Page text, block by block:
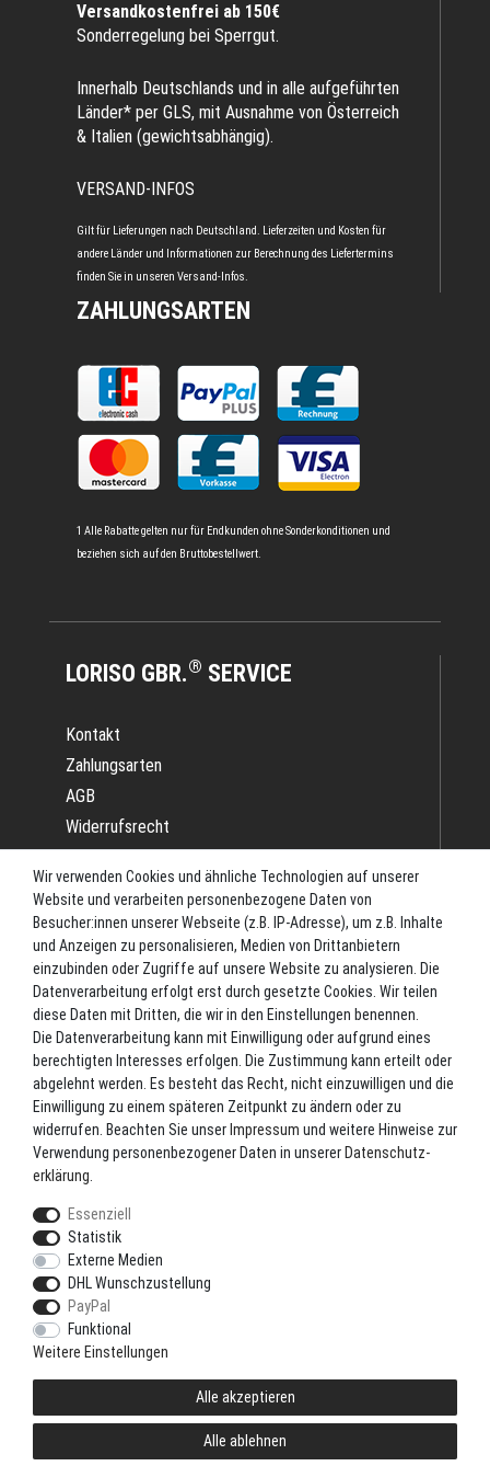
Versandkostenfrei ab 150€
Sonderregelung bei Sperrgut.
Innerhalb Deutschlands und in alle aufgeführten
Länder* per GLS, mit Ausnahme von Österreich
& Italien (gewichtsabhängig).
VERSAND-INFOS
Gilt für Lieferungen nach Deutschland. Lieferzeiten und Kosten für
andere Länder und Informationen zur Berechnung des Liefertermins
finden Sie in unseren Versand-Infos.
ZAHLUNGSARTEN
1 Alle Rabatte gelten nur für Endkunden ohne Sonderkonditionen und
beziehen sich auf den Bruttobestellwert.
LORISO GBR.® SERVICE
Kontakt
Zahlungsarten
AGB
Widerrufsrecht
Impressum
Datenschutz
Batterieverordnung
Versand
Blog
TOP-KATEGORIEN
Angel-Rollen
Angel-Zubehör
Bekleidung
Camping
Markenshop
Ruten
Ruten + Rolle + Schnur
Zielfischprogramme
© Copyright 2021 LoRiSo GbR. Alle Rechte vorbehalten.
Wir verwenden Cookies und ähnliche Technologien auf unserer
Website und verarbeiten personenbezogene Daten von
Besucher:innen unserer Webseite (z.B. IP-Adresse), um z.B. Inhalte
und Anzeigen zu personalisieren, Medien von Drittanbietern
einzubinden oder Zugriffe auf unsere Website zu analysieren. Die
Datenverarbeitung erfolgt erst durch gesetzte Cookies. Wir teilen
diese Daten mit Dritten, die wir in den Einstellungen benennen.
Die Datenverarbeitung kann mit Einwilligung oder aufgrund eines
berechtigten Interesses erfolgen. Die Zustimmung kann erteilt oder
abgelehnt werden. Es besteht das Recht, nicht einzuwilligen und die
Einwilligung zu einem späteren Zeitpunkt zu ändern oder zu
widerrufen. Beachten Sie unser Impressum und weitere Hinweise zur
Verwendung personenbezogener Daten in unserer Daten­schutz­
erklärung
Essenziell
Statistik
Externe Medien
DHL Wunschzustellung
PayPal
Funktional
Weitere Einstellungen
Alle akzeptieren
Alle ablehnen